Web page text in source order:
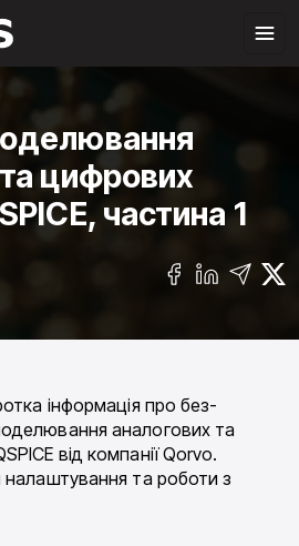
цифрових
частина 1
інформація про без­
аналого­вих та
від компанії Qorvo.
налаштування та роботи з